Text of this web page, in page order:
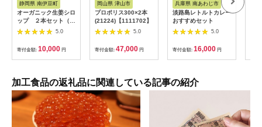
静岡県 南伊豆町
オーガニック生姜シロ
ップ ２本セット（プ
レーン） 【 生姜 健
康 ジンジャーシロッ
プ ジンジャー しょう
が 生姜シロップ 】
<H-1>
5.0
寄付金額: 10,000 円
岡山県 津山市
プロポリス300×2本
(21224)【1111702】
5.0
寄付金額: 47,000 円
兵庫県 南あわじ市
淡路島レトルトカレー
おすすめセット
5.0
寄付金額: 16,000 円
加工食品の返礼品に関連している記事の紹介